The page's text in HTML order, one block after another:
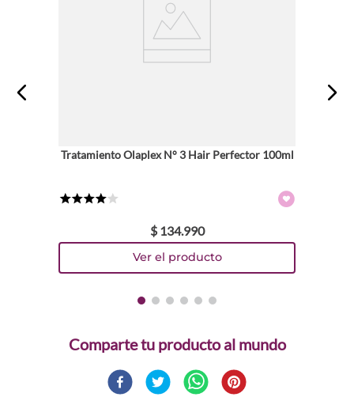
Tratamiento Olaplex N° 3 Hair Perfector 100ml
$ 134.990
Comparte